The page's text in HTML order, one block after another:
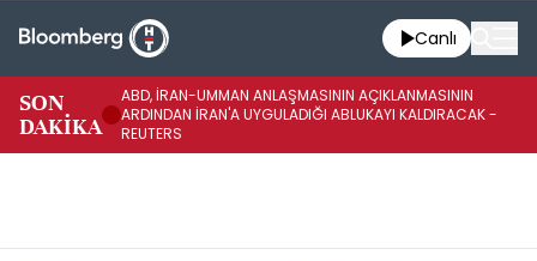
Canlı
SON
DAKİKA
ABD, İRAN-UMMAN ANLAŞMASININ AÇIKLANMASININ
ARDINDAN İRAN'A UYGULADIĞI ABLUKAYI KALDIRACAK -
REUTERS